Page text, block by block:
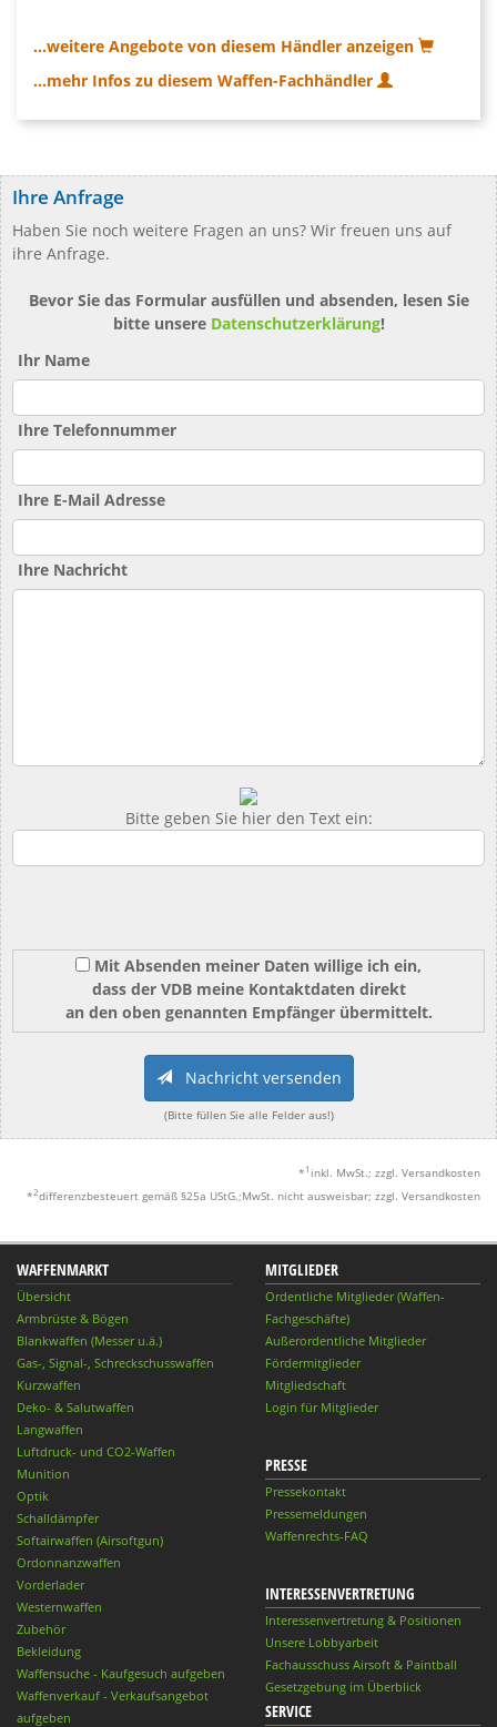
...weitere Angebote von diesem Händler anzeigen
...mehr Infos zu diesem Waffen-Fachhändler
Ihre Anfrage
Haben Sie noch weitere Fragen an uns? Wir freuen uns auf
ihre Anfrage.
Bevor Sie das Formular ausfüllen und absenden, lesen Sie
bitte unsere Datenschutzerklärung!
Ihr Name
Ihre Telefonnummer
Ihre E-Mail Adresse
Ihre Nachricht
Bitte geben Sie hier den Text ein:
Mit Absenden meiner Daten willige ich ein,
dass der VDB meine Kontaktdaten direkt
an den oben genannten Empfänger übermittelt.
Nachricht versenden
(Bitte füllen Sie alle Felder aus!)
* 1 inkl. MwSt.; zzgl. Versandkosten
*2differenzbesteuert gemäß §25a UStG.;MwSt. nicht ausweisbar; zzgl. Versandkosten
WAFFENMARKT
Übersicht
Armbrüste & Bögen
Blankwaffen (Messer u.ä.)
Gas-, Signal-, Schreckschusswaffen
Kurzwaffen
Deko- & Salutwaffen
Langwaffen
Luftdruck- und CO2-Waffen
Munition
Optik
Schalldämpfer
Softairwaffen (Airsoftgun)
Ordonnanzwaffen
Vorderlader
Westernwaffen
Zubehör
Bekleidung
Waffensuche - Kaufgesuch aufgeben
Waffenverkauf - Verkaufsangebot
aufgeben
MITGLIEDER
Ordentliche Mitglieder (Waffen-
Fachgeschäfte)
Außerordentliche Mitglieder
Fördermitglieder
Mitgliedschaft
Login für Mitglieder
PRESSE
Pressekontakt
Pressemeldungen
Waffenrechts-FAQ
INTERESSENVERTRETUNG
Interessenvertretung & Positionen
Unsere Lobbyarbeit
Fachausschuss Airsoft & Paintball
Gesetzgebung im Überblick
SERVICE